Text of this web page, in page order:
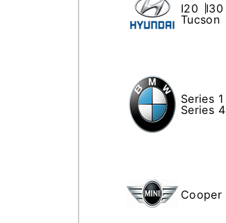
I20 I30
Tucson
Series 1
Series 4
Cooper